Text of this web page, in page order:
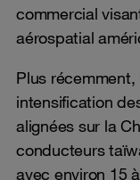
commercial
aérospatial
Plus récemment,
intensification
alignées sur la
conducteurs
avec environ 15